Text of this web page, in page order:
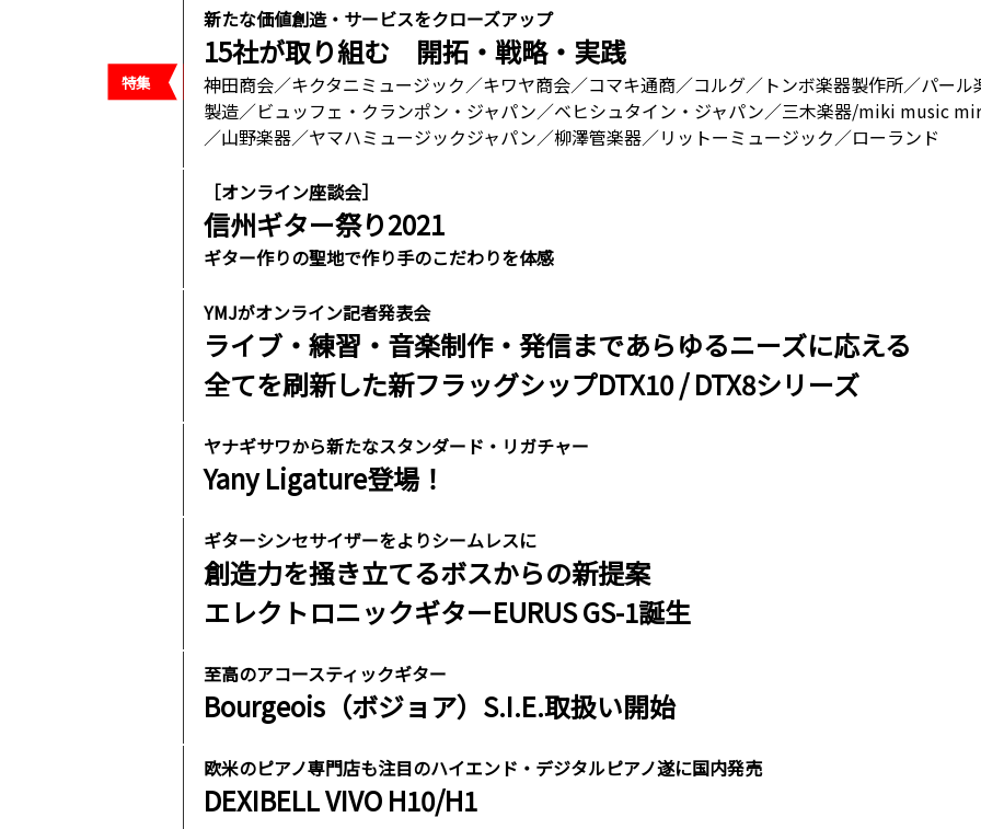
新たな価値創造・サービスをクローズアップ
15社が取り組む 開拓・戦略・実践
神田商会／キクタニミュージック／キワヤ商会／コマキ通商／コルグ／トンボ楽器製作所／パール
製造／ビュッフェ・クランポン・ジャパン／ベヒシュタイン・ジャパン／三木楽器/miki music
／山野楽器／ヤマハミュージックジャパン／柳澤管楽器／リットーミュージック／ローランド
［オンライン座談会］
信州ギター祭り2021
ギター作りの聖地で作り手のこだわりを体感
YMJがオンライン記者発表会
ライブ・練習・音楽制作・発信まであらゆるニーズに応える
全てを刷新した新フラッグシップDTX10 / DTX8シリーズ
ヤナギサワから新たなスタンダード・リガチャー
Yany Ligature登場！
ギターシンセサイザーをよりシームレスに
創造力を掻き立てるボスからの新提案
エレクトロニックギターEURUS GS-1誕生
至高のアコースティックギター
Bourgeois（ボジョア）S.I.E.取扱い開始
欧米のピアノ専門店も注目のハイエンド・デジタルピアノ遂に国内発売
DEXIBELL VIVO H10/H1